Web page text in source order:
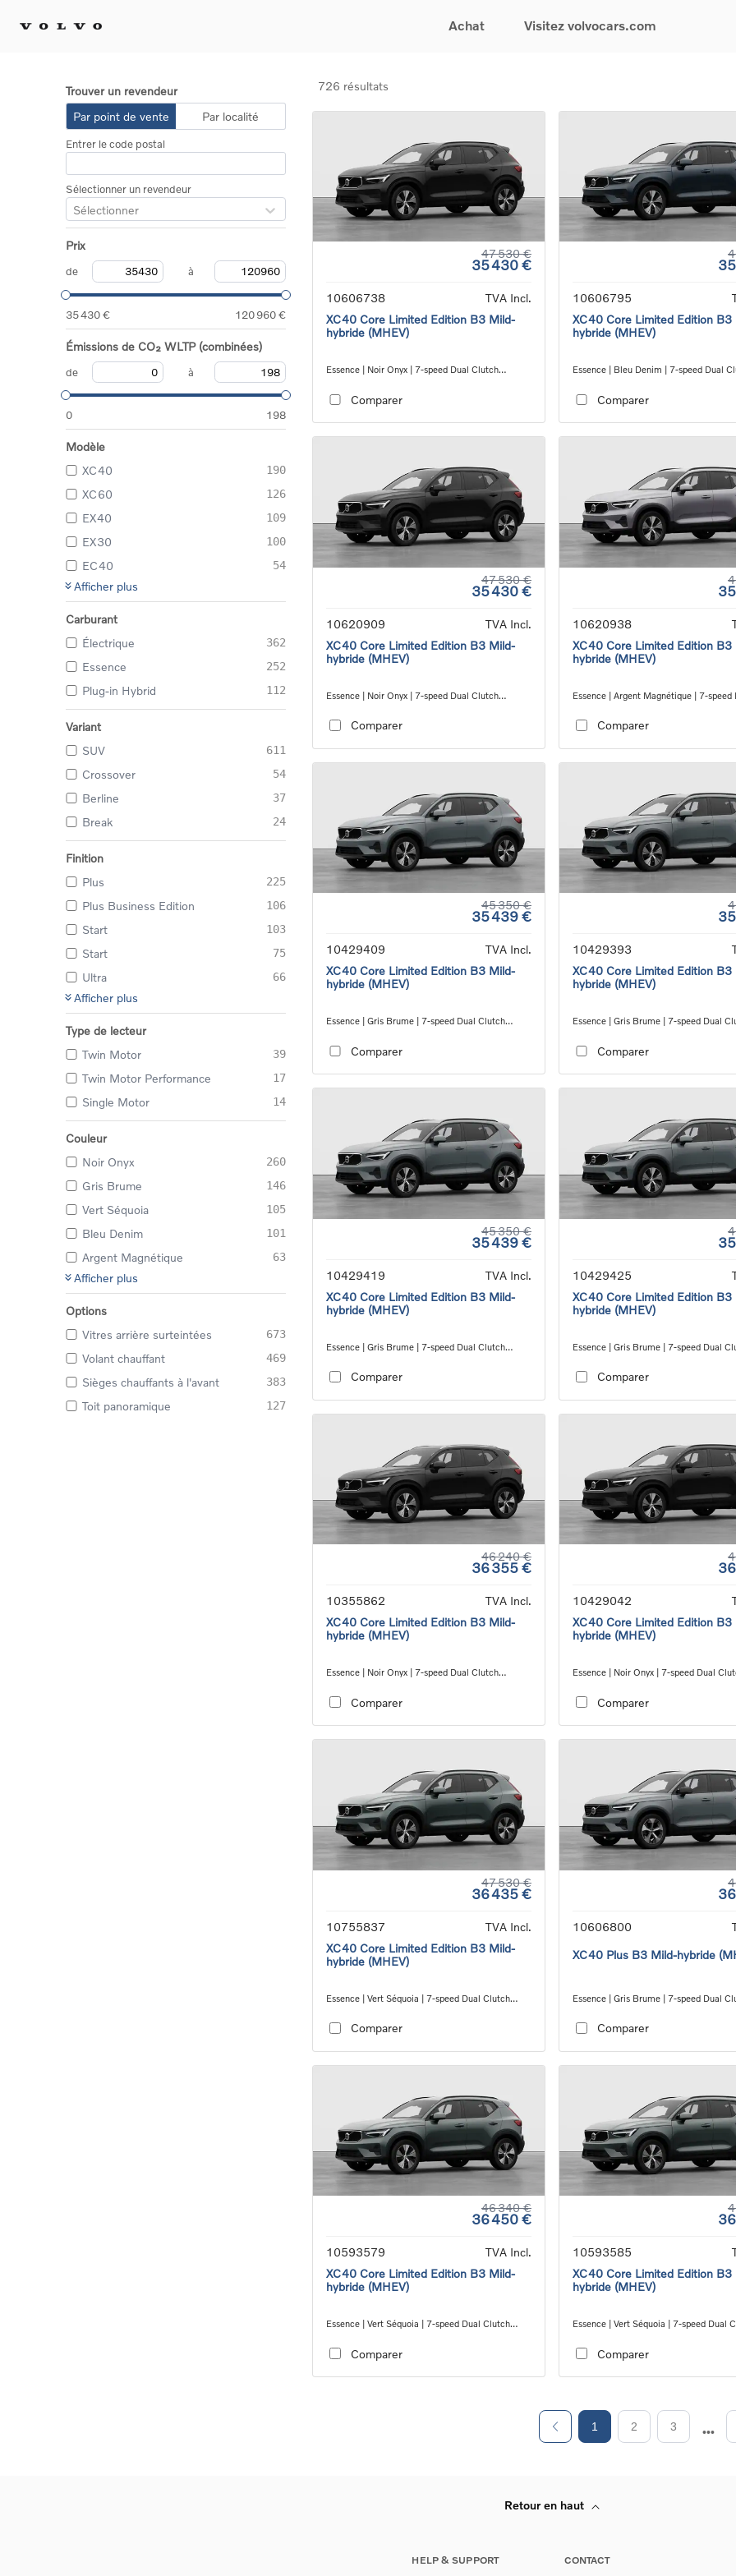
Achat
EX40
EC40
EX90
ES90
XC40
Voitures hybrides
rechargeables
Voitures micro-hybrides
SUV
Break
Visitez volvocars.com
Offres du moment
Voitures d'occasion
certifiées
Voitures de société &
Flotte
rechargeables
Assurances
Entretien &
Reprise de votre
Volvo Support
Garantie
Service de
Trouver un
Trouver un revendeur
Par point de vente
Par localité
Entrer le code postal
Sélectionner un revendeur
Sélectionner
Prix
de à
35 430 € 120 960 €
Émissions de CO₂ WLTP (combinées)
de à
0 198
Modèle
XC40
190
XC60 126
EX40 109
EX30 100
EC40 54
Afficher plus
Carburant
Électrique
362
Essence 252
Plug-in Hybrid 112
Variant
SUV
611
Crossover 54
Berline 37
Break 24
Finition
Plus
225
Plus Business Edition 106
Start 103
Start 75
Ultra 66
Afficher plus
Type de lecteur
Twin Motor
39
Twin Motor Performance 17
Single Motor 14
Couleur
Noir Onyx
260
Gris Brume 146
Vert Séquoia 105
Bleu Denim 101
Argent Magnétique 63
Afficher plus
Options
Vitres arrière surteintées
673
Volant chauffant 469
Sièges chauffants à l'avant 383
Toit panoramique 127
726 résultats
47 530 €
35 430 €
10606738
TVA Incl.
XC40 Core Limited Edition B3 Mild-
hybride (MHEV)
Essence | Noir Onyx | 7-speed Dual Clutch
Comparer
10606795
XC40 Core Limited Edition B3
hybride (MHEV)
Essence | Bleu Denim | 7-speed Dual
Comparer
47 530 €
35 430 €
10620909
TVA Incl.
XC40 Core Limited Edition B3 Mild-
hybride (MHEV)
Essence | Noir Onyx | 7-speed Dual Clutch
Comparer
10620938
XC40 Core Limited Edition B3
hybride (MHEV)
Essence | Argent Magnétique | 7-speed
Comparer
45 350 €
35 439 €
10429409
TVA Incl.
XC40 Core Limited Edition B3 Mild-
hybride (MHEV)
Essence | Gris Brume | 7-speed Dual Clutch
Comparer
10429393
XC40 Core Limited Edition B3
hybride (MHEV)
Essence | Gris Brume | 7-speed Dual
Comparer
45 350 €
35 439 €
10429419
TVA Incl.
XC40 Core Limited Edition B3 Mild-
hybride (MHEV)
Essence | Gris Brume | 7-speed Dual Clutch
Comparer
10429425
XC40 Core Limited Edition B3
hybride (MHEV)
Essence | Gris Brume | 7-speed Dual
Comparer
46 240 €
36 355 €
10355862
TVA Incl.
XC40 Core Limited Edition B3 Mild-
hybride (MHEV)
Essence | Noir Onyx | 7-speed Dual Clutch
Comparer
10429042
XC40 Core Limited Edition B3
hybride (MHEV)
Essence | Noir Onyx | 7-speed Dual
Comparer
47 530 €
36 435 €
10755837
TVA Incl.
XC40 Core Limited Edition B3 Mild-
hybride (MHEV)
Essence | Vert Séquoia | 7-speed Dual Clutch
Comparer
10606800
XC40 Plus B3 Mild-hybride
Essence | Gris Brume | 7-speed Dual
Comparer
46 340 €
36 450 €
10593579
TVA Incl.
XC40 Core Limited Edition B3 Mild-
hybride (MHEV)
Essence | Vert Séquoia | 7-speed Dual Clutch
Comparer
10593585
XC40 Core Limited Edition B3
hybride (MHEV)
Essence | Vert Séquoia | 7-speed Dual
Comparer
1 2 3
Retour en haut
HELP & SUPPORT CONTACT